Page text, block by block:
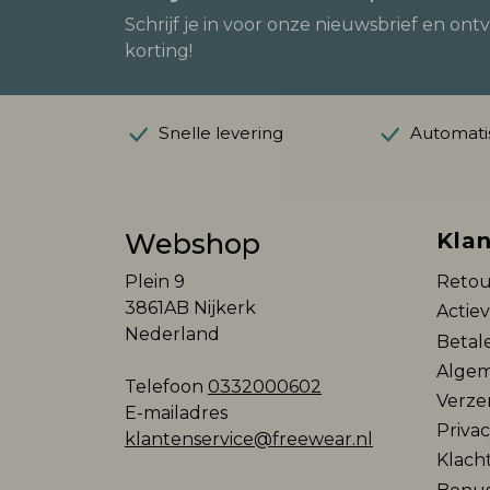
Schrijf je in voor onze nieuwsbrief en
korting!
Snelle levering
Webshop
Plein 9
3861AB Nijkerk
Nederland
Telefoon 0332000602
E-mailadres
klantenservice@freewear.nl